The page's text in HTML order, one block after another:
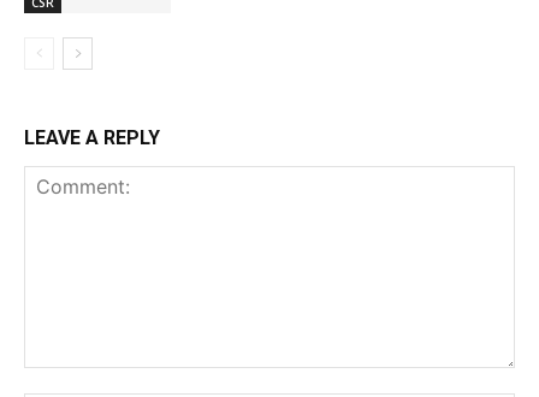
LEAVE A REPLY